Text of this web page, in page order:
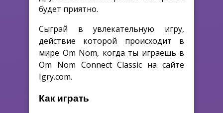
будет приятно.
Сыграй в увлекательную игру,
действие которой происходит в
мире Om Nom, когда ты играешь в
Om Nom Connect Classic на сайте
Igry.com.
Как играть